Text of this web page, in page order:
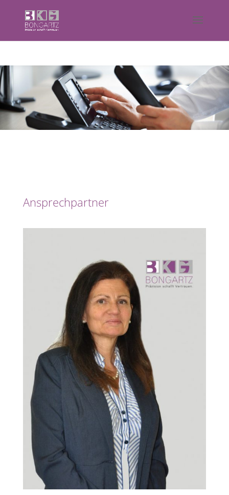
Ansprechpartner